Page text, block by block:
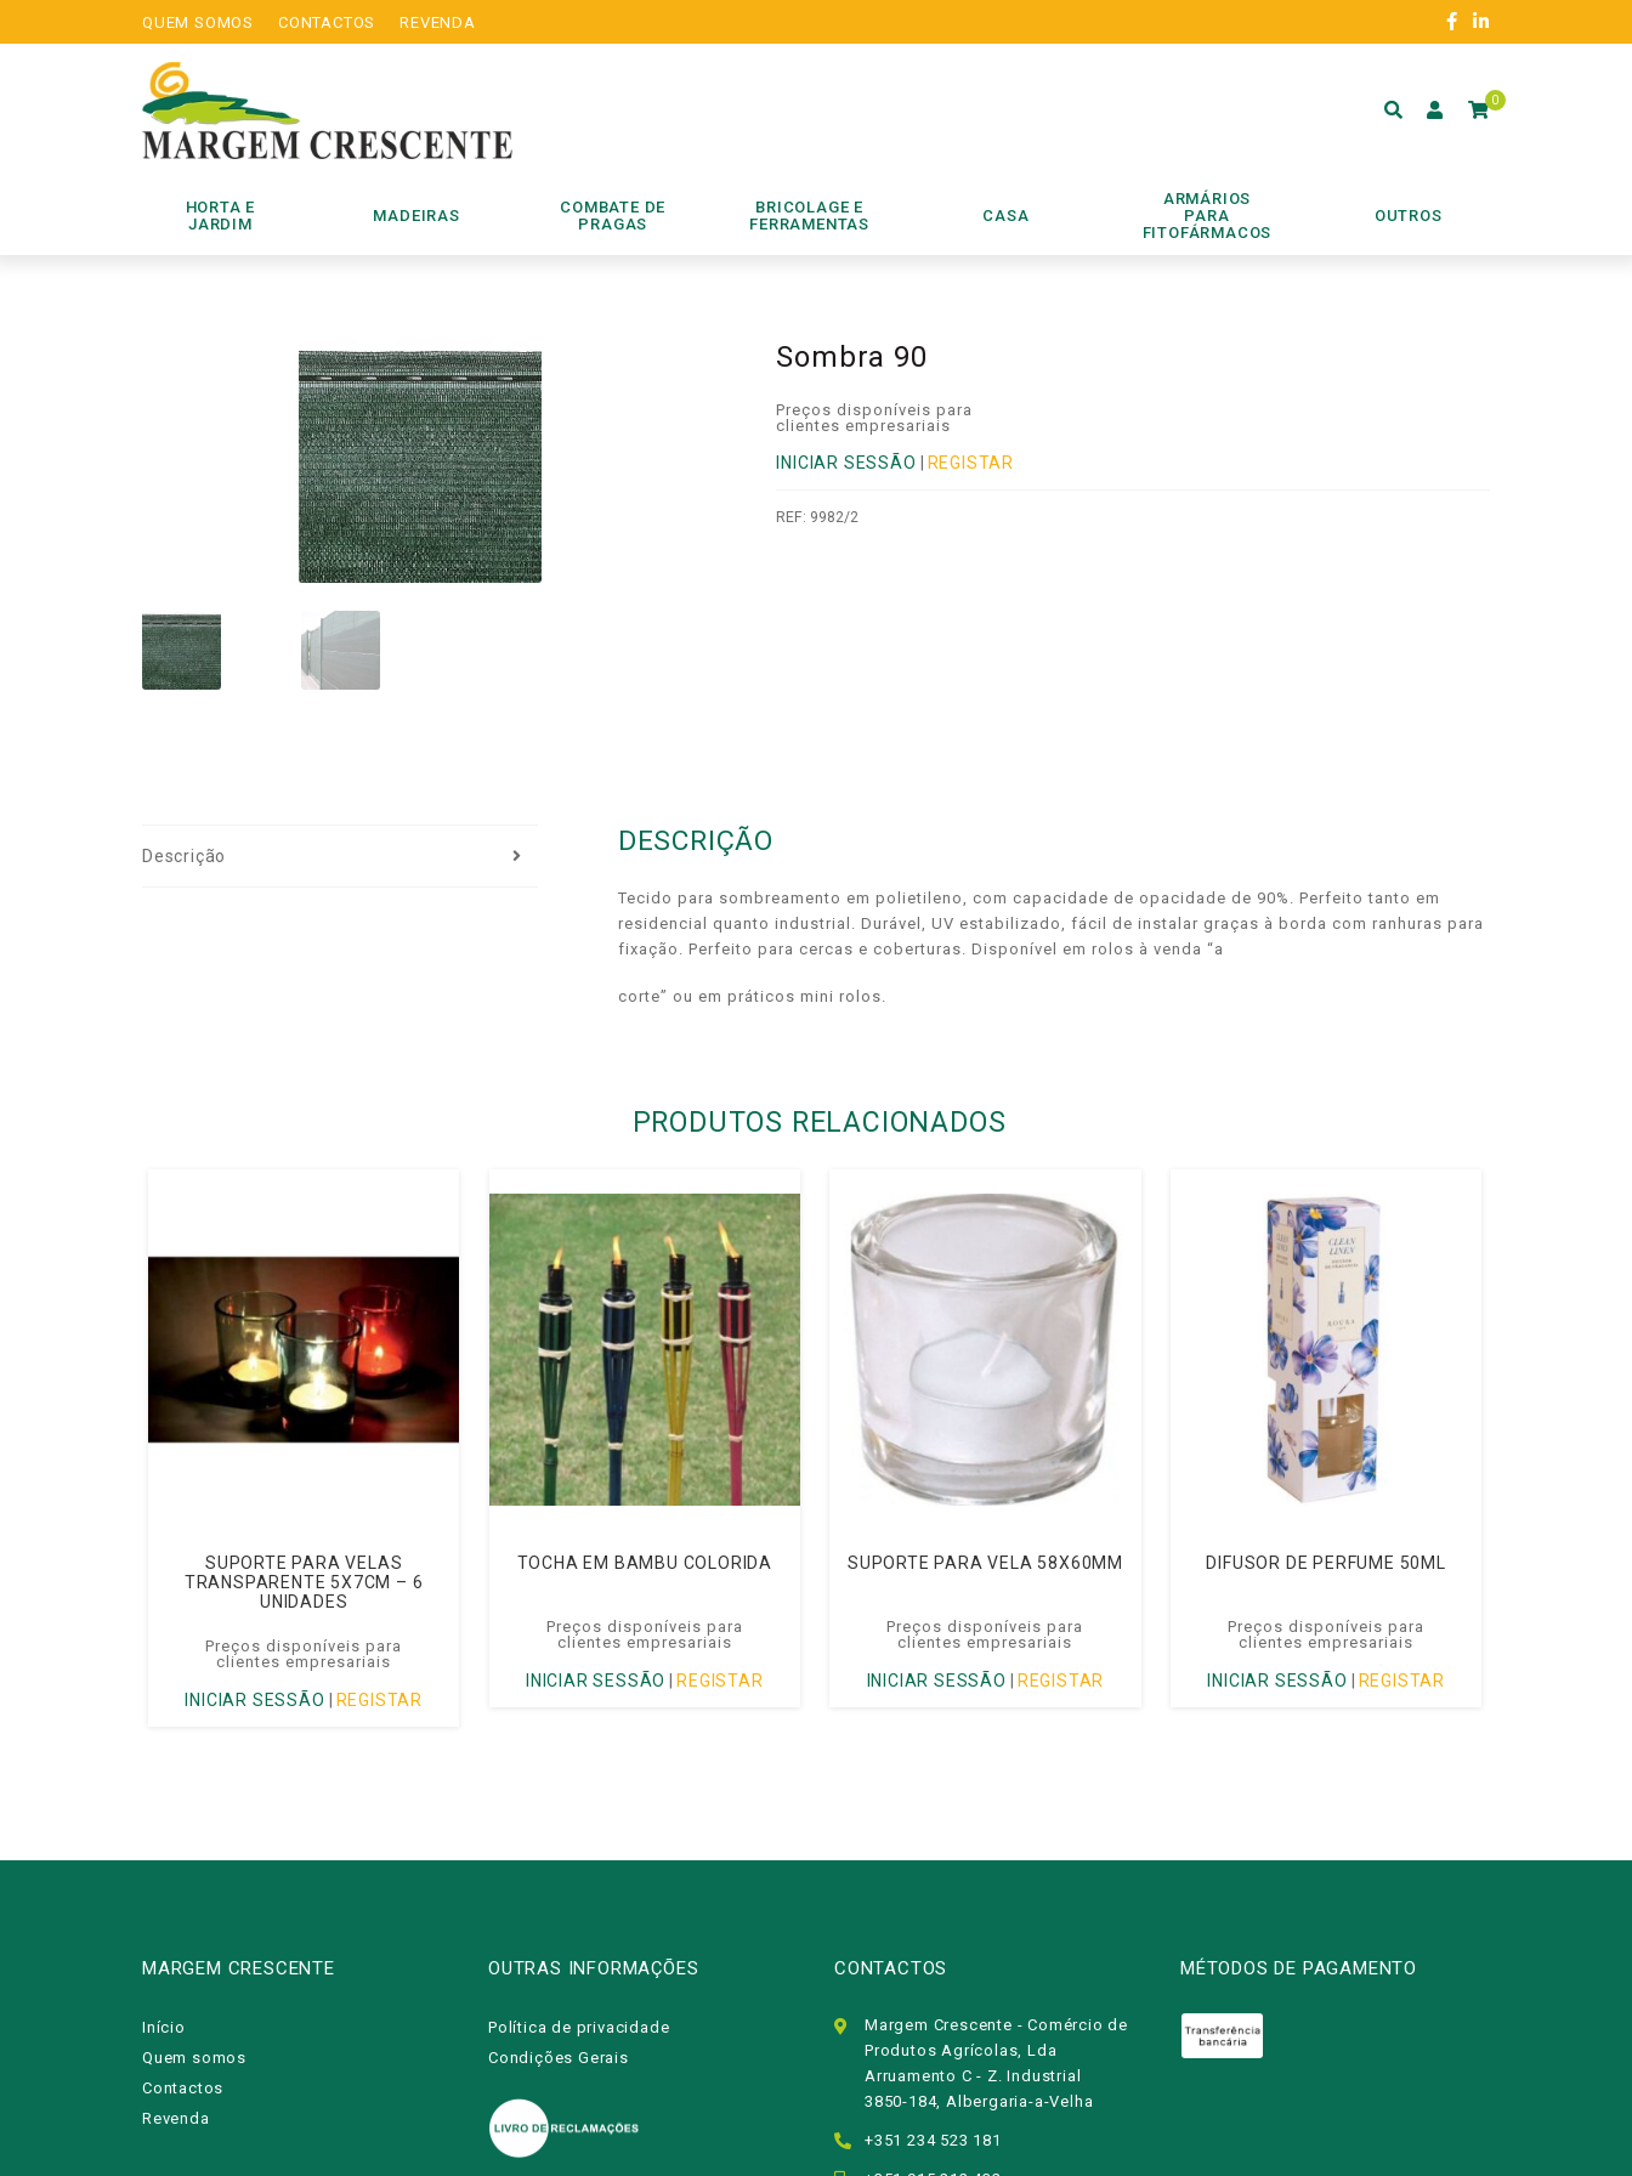
QUEM SOMOS CONTACTOS REVENDA
0
HORTA E
JARDIM
MADEIRAS
COMBATE DE
PRAGAS
BRICOLAGE E
FERRAMENTAS
CASA
ARMÁRIOS
PARA
FITOFÁRMACOS
OUTROS
Sombra 90
Preços disponíveis para
clientes empresariais
INICIAR SESSÃO REGISTAR
REF: 9982/2
Descrição DESCRIÇÃO
Tecido para sombreamento em polietileno, com capacidade de opacidade de 90%. Perfeito tanto em
residencial quanto industrial. Durável, UV estabilizado, fácil de instalar graças à borda com ranhuras para
fixação. Perfeito para cercas e coberturas. Disponível em rolos à venda “a
corte” ou em práticos mini rolos.
PRODUTOS RELACIONADOS
SUPORTE PARA VELAS
TRANSPARENTE 5X7CM – 6
UNIDADES
Preços disponíveis para
clientes empresariais
INICIAR SESSÃO REGISTAR
TOCHA EM BAMBU COLORIDA
Preços disponíveis para
clientes empresariais
INICIAR SESSÃO REGISTAR
SUPORTE PARA VELA 58X60MM
Preços disponíveis para
clientes empresariais
INICIAR SESSÃO REGISTAR
DIFUSOR DE PERFUME 50ML
Preços disponíveis para
clientes empresariais
INICIAR SESSÃO REGISTAR
MARGEM CRESCENTE
Início
Quem somos
Contactos
Revenda
OUTRAS INFORMAÇÕES
Política de privacidade
Condições Gerais
CONTACTOS
Margem Crescente - Comércio de
Produtos Agrícolas, Lda
Arruamento C - Z. Industrial
3850-184, Albergaria-a-Velha
+351 234 523 181
MÉTODOS DE PAGAMENTO